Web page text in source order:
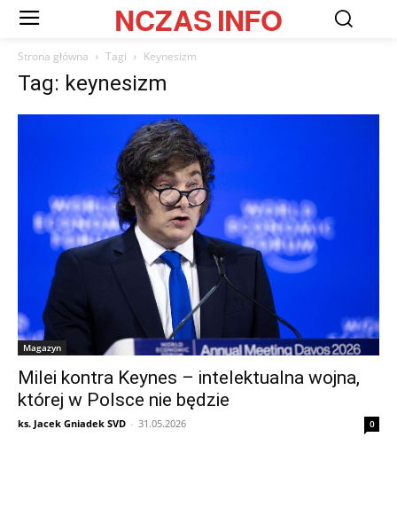
NCZASINFO
Strona główna Tagi Keynesizm
Tag: keynesizm
Magazyn
Milei kontra Keynes – intelektualna wojna,
której w Polsce nie będzie
ks. Jacek Gniadek SVD - 31.05.2026 0